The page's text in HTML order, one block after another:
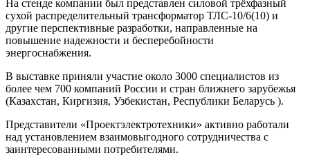
На стенде компании был представлен силовой трёхфазный
сухой распределительный трансформатор ТЛС-10/6(10) и
другие перспективные разработки, направленные на
повышение надежности и бесперебойности
энергоснабжения.
В выставке приняли участие около 3000 специалистов из
более чем 700 компаний России и стран ближнего зарубежья
(Казахстан, Киргизия, Узбекистан, Республики Беларусь ).
Представители «Проектэлектротехники» активно работали
над установлением взаимовыгодного сотрудничества с
заинтересованными потребителями.